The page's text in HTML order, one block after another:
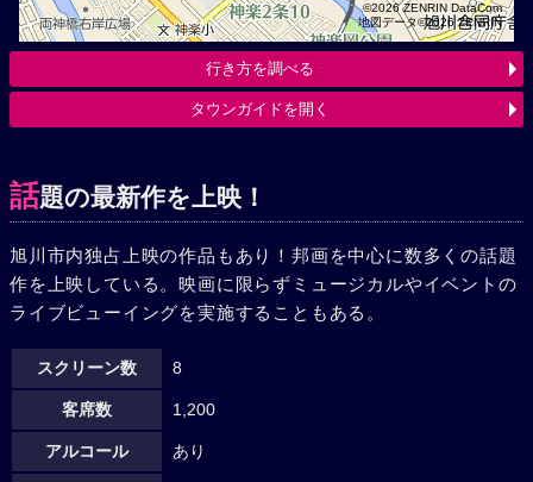
©2026 ZENRIN DataCom
地図データ©2026 ZENRIN
行き方を調べる
タウンガイドを開く
話題の最新作を上映！
旭川市内独占上映の作品もあり！邦画を中心に数多くの話題
作を上映している。映画に限らずミュージカルやイベントの
ライブビューイングを実施することもある。
スクリーン数 8
客席数 1,200
アルコール あり